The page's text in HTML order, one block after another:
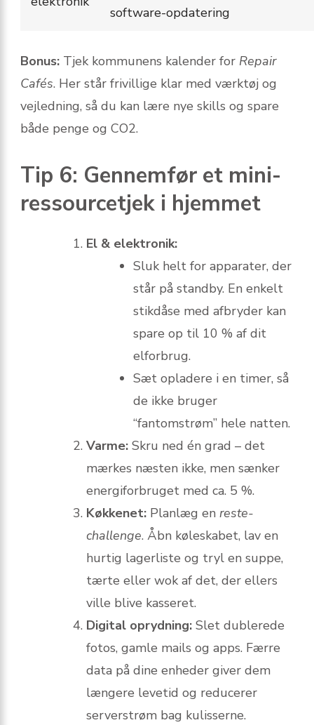
software-opdatering
Bonus: Tjek kommunens kalender for Repair
Cafés. Her står frivillige klar med værktøj og
vejledning, så du kan lære nye skills og spare
både penge og CO2.
Tip 6: Gennemfør et mini-
ressourcetjek i hjemmet
El & elektronik:
Sluk helt for apparater, der
står på standby. En enkelt
stikdåse med afbryder kan
spare op til 10 % af dit
elforbrug.
Sæt opladere i en timer, så
de ikke bruger
“fantomstrøm” hele natten.
Varme: Skru ned én grad – det
mærkes næsten ikke, men sænker
energiforbruget med ca. 5 %.
Køkkenet: Planlæg en reste-
challenge. Åbn køleskabet, lav en
hurtig lagerliste og tryl en suppe,
tærte eller wok af det, der ellers
ville blive kasseret.
Digital oprydning: Slet dublerede
fotos, gamle mails og apps. Færre
data på dine enheder giver dem
længere levetid og reducerer
serverstrøm bag kulisserne.